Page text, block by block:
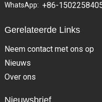
WhatsApp: +86-
Gerelateerde Links
Neem contact met ons op
Nieuws
Over ons